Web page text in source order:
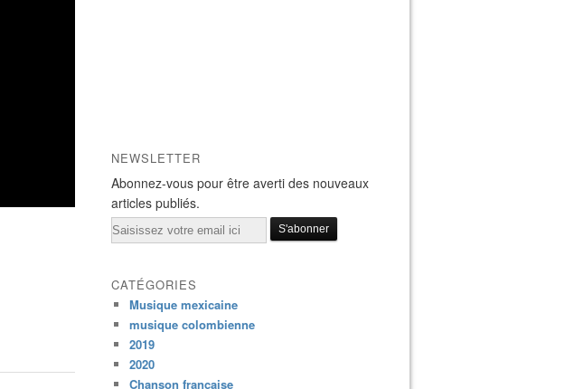
NEWSLETTER
Abonnez-vous pour être averti des nouveaux
articles publiés.
Email
CATÉGORIES
Musique mexicaine
musique colombienne
2019
2020
Chanson française